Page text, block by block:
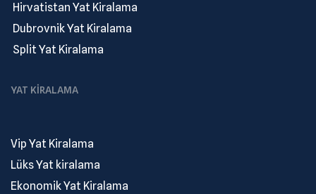
Hirvatistan Yat Kiralama
Dubrovnik Yat Kiralama
Split Yat Kiralama
YAT KIRALAMA
Vip Yat Kiralama
Lüks Yat kiralama
Ekonomik Yat Kiralama